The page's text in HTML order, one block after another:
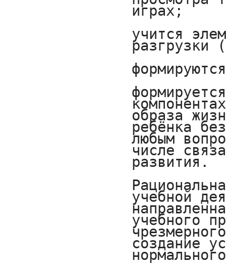
играх;
учится
разгрузки
образа
ребёнка
любым
числе
развития.
учебной
учебного
создание